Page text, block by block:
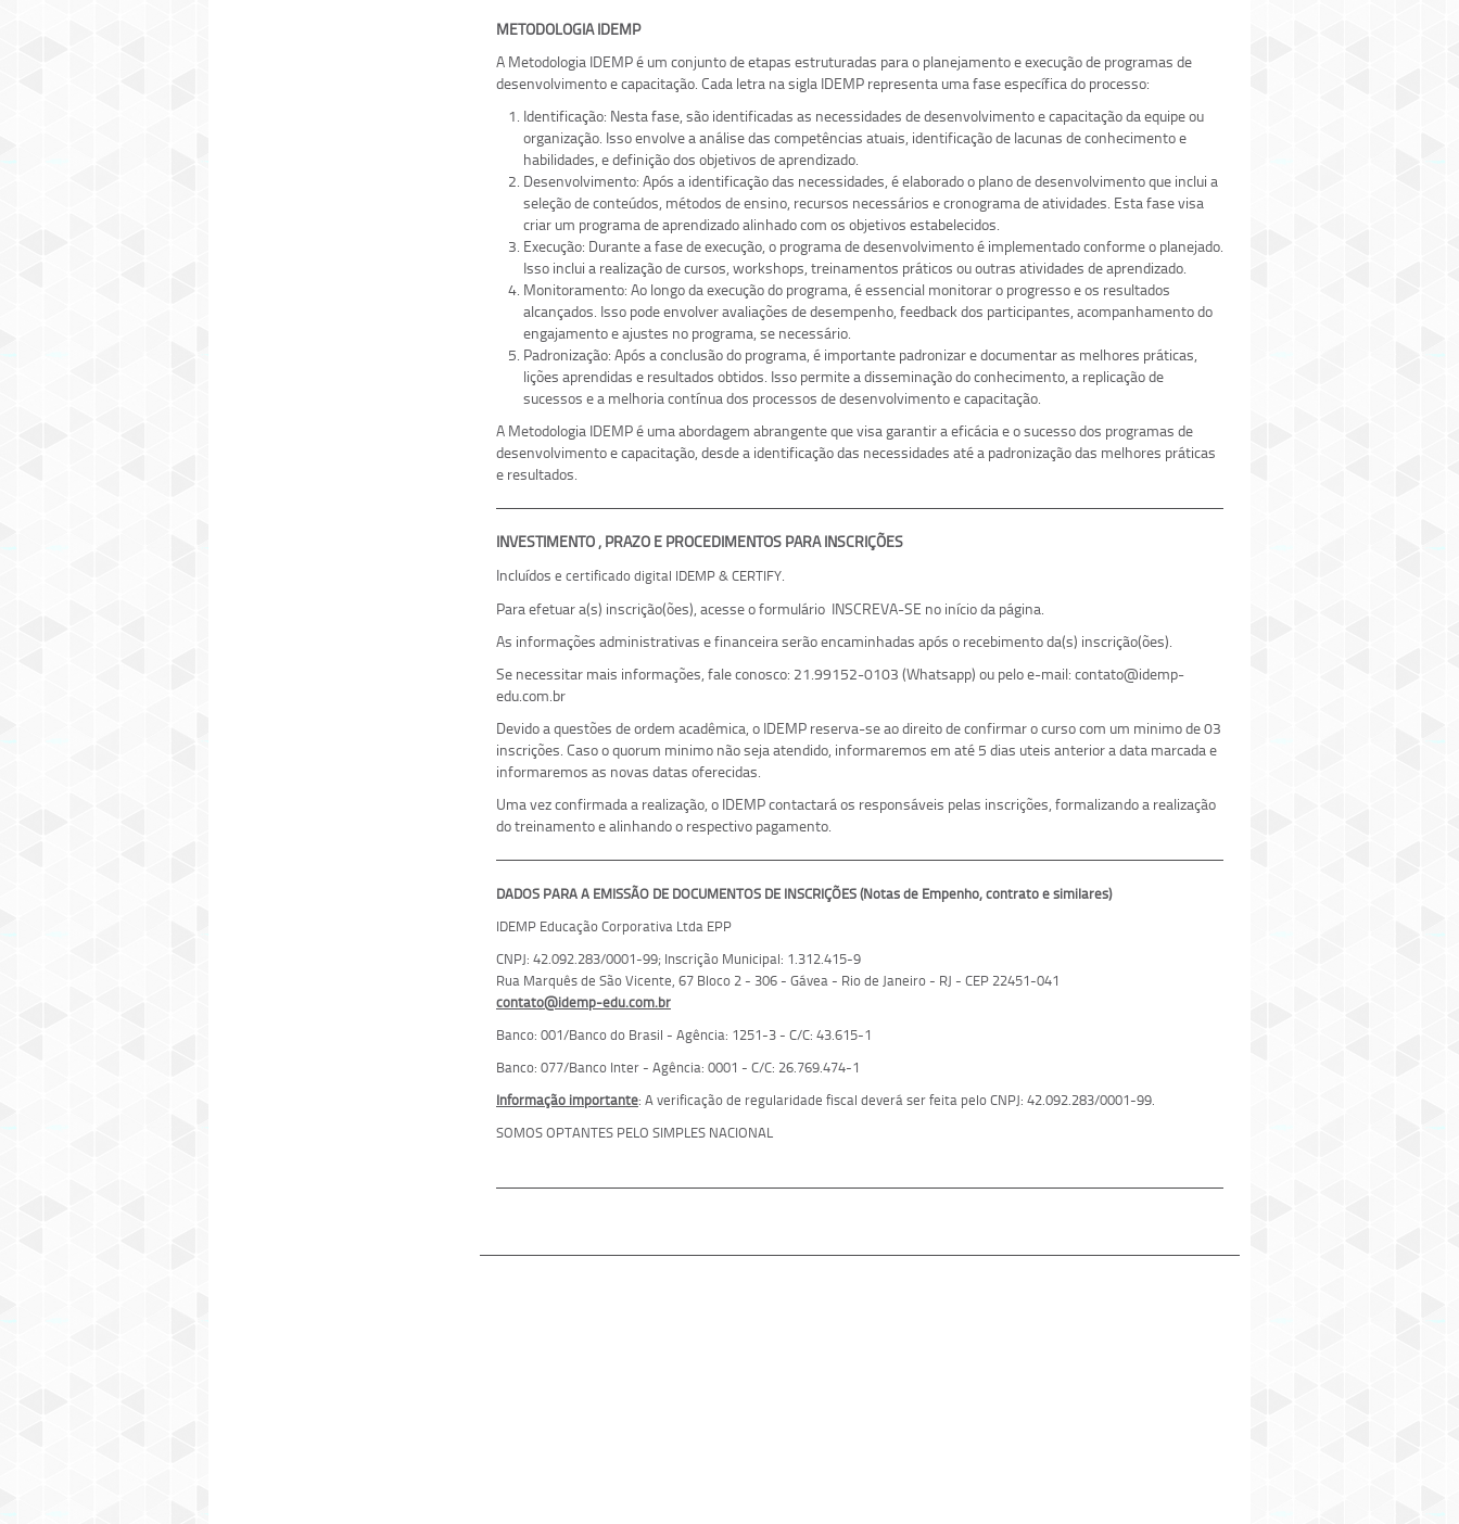
METODOLOGIA IDEMP
A Metodologia IDEMP é um conjunto de etapas estruturadas para o planejamento e execução de programas de
desenvolvimento e capacitação. Cada letra na sigla IDEMP representa uma fase específica do processo:
Identificação: Nesta fase, são identificadas as necessidades de desenvolvimento e capacitação da equipe ou
organização. Isso envolve a análise das competências atuais, identificação de lacunas de conhecimento e
habilidades, e definição dos objetivos de aprendizado.
Desenvolvimento: Após a identificação das necessidades, é elaborado o plano de desenvolvimento que inclui a
seleção de conteúdos, métodos de ensino, recursos necessários e cronograma de atividades. Esta fase visa
criar um programa de aprendizado alinhado com os objetivos estabelecidos.
Execução: Durante a fase de execução, o programa de desenvolvimento é implementado conforme o planejado.
Isso inclui a realização de cursos, workshops, treinamentos práticos ou outras atividades de aprendizado.
Monitoramento: Ao longo da execução do programa, é essencial monitorar o progresso e os resultados
alcançados. Isso pode envolver avaliações de desempenho, feedback dos participantes, acompanhamento do
engajamento e ajustes no programa, se necessário.
Padronização: Após a conclusão do programa, é importante padronizar e documentar as melhores práticas,
lições aprendidas e resultados obtidos. Isso permite a disseminação do conhecimento, a replicação de
sucessos e a melhoria contínua dos processos de desenvolvimento e capacitação.
A Metodologia IDEMP é uma abordagem abrangente que visa garantir a eficácia e o sucesso dos programas de
desenvolvimento e capacitação, desde a identificação das necessidades até a padronização das melhores práticas
e resultados.
INVESTIMENTO , PRAZO E PROCEDIMENTOS PARA INSCRIÇÕES
Incluídos e certificado digital IDEMP & CERTIFY.
Para efetuar a(s) inscrição(ões), acesse o formulário INSCREVA-SE no início da página.
As informações administrativas e financeira serão encaminhadas após o recebimento da(s) inscrição(ões).
Se necessitar mais informações, fale conosco: 21.99152-0103 (Whatsapp) ou pelo e-mail: contato@idemp-
edu.com.br
Devido a questões de ordem acadêmica, o IDEMP reserva-se ao direito de confirmar o curso com um minimo de 03
inscrições. Caso o quorum minimo não seja atendido, informaremos em até 5 dias uteis anterior a data marcada e
informaremos as novas datas oferecidas.
Uma vez confirmada a realização, o IDEMP contactará os responsáveis pelas inscrições, formalizando a realização
do treinamento e alinhando o respectivo pagamento.
DADOS PARA A EMISSÃO DE DOCUMENTOS DE INSCRIÇÕES (Notas de Empenho, contrato e similares)
IDEMP Educação Corporativa Ltda EPP
CNPJ: 42.092.283/0001-99; Inscrição Municipal: 1.312.415-9
Rua Marquês de São Vicente, 67 Bloco 2 - 306 - Gávea - Rio de Janeiro - RJ - CEP 22451-041
contato@idemp-edu.com.br
Banco: 001/Banco do Brasil - Agência: 1251-3 - C/C: 43.615-1
Banco: 077/Banco Inter - Agência: 0001 - C/C: 26.769.474-1
Informação importante: A verificação de regularidade fiscal deverá ser feita pelo CNPJ: 42.092.283/0001-99.
SOMOS OPTANTES PELO SIMPLES NACIONAL